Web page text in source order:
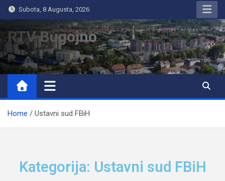
Subota, 8 Augusta, 2026
RTV Bugojno
Home Ustavni sud FBiH
Kategorija: Ustavni sud FBiH